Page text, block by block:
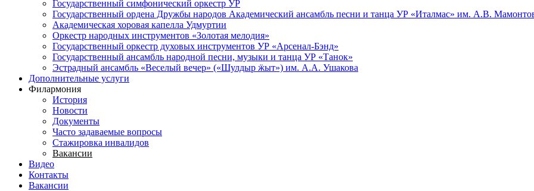
Государственный симфонический оркестр УР
Государственный ордена Дружбы народов Академический ансамбль песни и танца УР «Италмас» им. А.В.
Академическая хоровая капелла Удмуртии
Оркестр народных инструментов «Золотая мелодия»
Государственный оркестр духовых инструментов УР «Арсенал-Бэнд»
Государственный ансамбль народной песни, музыки и танца УР «Танок»
Эстрадный ансамбль «Веселый вечер» («Шулдыр ӝыт») им. А.А. Ушакова
Дополнительные услуги
Филармония
История
Новости
Документы
Часто задаваемые вопросы
Стажировка инвалидов
Вакансии
Видео
Контакты
Вакансии